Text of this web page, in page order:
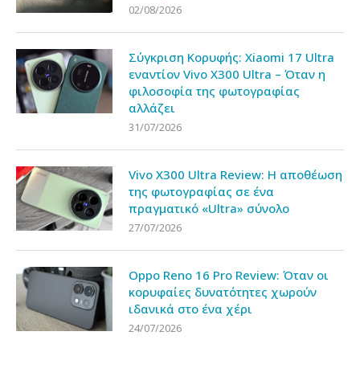
02/08/2026
Σύγκριση Κορυφής: Xiaomi 17 Ultra
εναντίον Vivo X300 Ultra – Όταν η
φιλοσοφία της φωτογραφίας
αλλάζει
31/07/2026
Vivo X300 Ultra Review: Η αποθέωση
της φωτογραφίας σε ένα
πραγματικό «Ultra» σύνολο
27/07/2026
Oppo Reno 16 Pro Review: Όταν οι
κορυφαίες δυνατότητες χωρούν
ιδανικά στο ένα χέρι
24/07/2026